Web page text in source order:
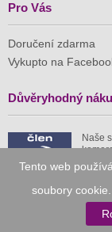
Tento web
soubory
Pro Vás
Doručení zdarma
Vykupto na
Důvěryhodný
Naše